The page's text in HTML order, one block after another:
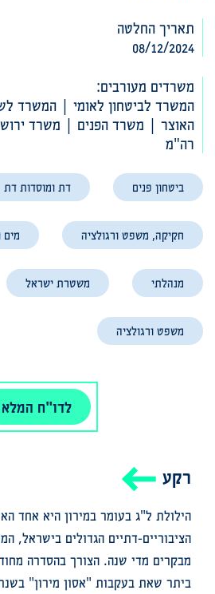
רקע
הילולת ל"ג בעומר במירון היא אחד
הציבוריים-דתיים הגדולים בישראל,
מבקרים מדי שנה. הצורך בהסדרה
תאריך החלטה
08/12/2024
משרדים מעורבים:
המשרד לביטחון לאומי | המשרד
האוצר | משרד הפנים | משרד
רה"מ
ביטחון פנים דת ומוסדות דת
חקיקה, משפט ורגולציה
מנהלתי משטרת ישראל
משפט ורגולציה
לדו"ח המלא